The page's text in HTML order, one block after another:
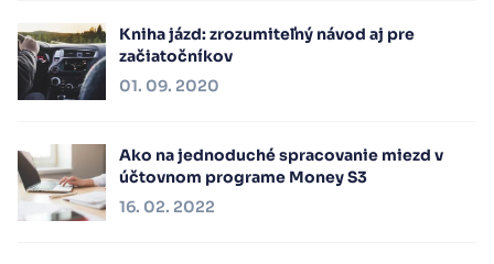
Kniha jázd: zrozumiteľný návod aj pre
začiatočníkov
01. 09. 2020
Ako na jednoduché spracovanie miezd v
účtovnom programe Money S3
16. 02. 2022